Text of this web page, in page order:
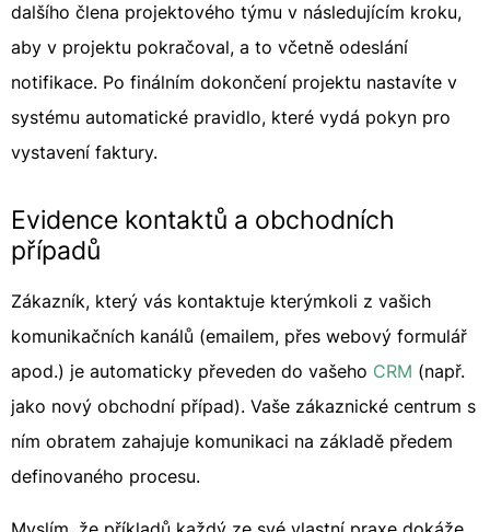
dalšího člena projektového týmu v následujícím kroku,
aby v projektu pokračoval, a to včetně odeslání
notifikace. Po finálním dokončení projektu nastavíte v
systému automatické pravidlo, které vydá pokyn pro
vystavení faktury.
Evidence kontaktů a obchodních
případů
Zákazník, který vás kontaktuje kterýmkoli z vašich
komunikačních kanálů (emailem, přes webový formulář
apod.) je automaticky převeden do vašeho CRM (např.
jako nový obchodní případ). Vaše zákaznické centrum s
ním obratem zahajuje komunikaci na základě předem
definovaného procesu.